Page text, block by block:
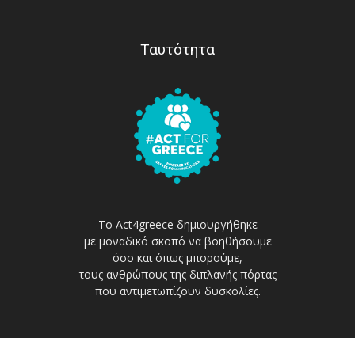
Ταυτότητα
Το Act4greece δημιουργήθηκε
με μοναδικό σκοπό να βοηθήσουμε
όσο και όπως μπορούμε,
τους ανθρώπους της διπλανής πόρτας
που αντιμετωπίζουν δυσκολίες.